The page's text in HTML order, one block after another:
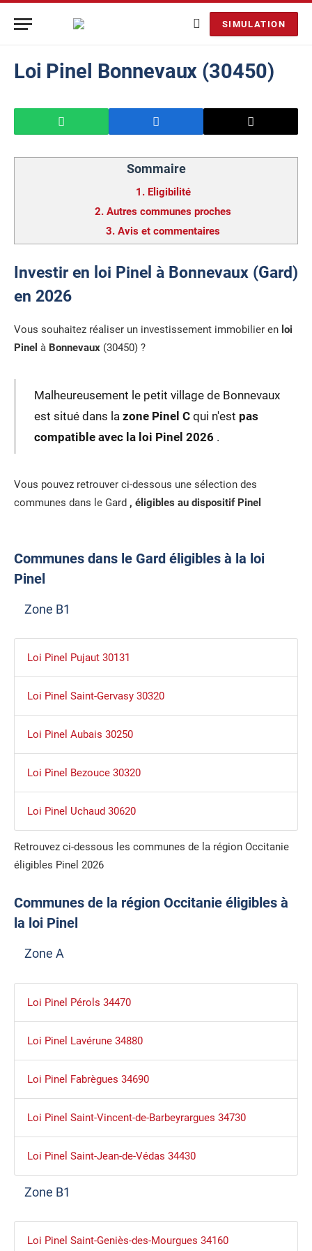
SIMULATION
Loi Pinel Bonnevaux (30450)
Sommaire
1. Eligibilité
2. Autres communes proches
3. Avis et commentaires
Investir en loi Pinel à Bonnevaux (Gard)
en 2026
Vous souhaitez réaliser un investissement immobilier en loi
Pinel à Bonnevaux (30450) ?
Malheureusement le petit village de Bonnevaux
est situé dans la zone Pinel Cqui n'est pas
compatible avec la loi Pinel 2026 .
Vous pouvez retrouver ci-dessous une sélection des
communes dans le Gard , éligibles au dispositif Pinel
Communes dans le Gard éligibles à la loi
Pinel
Zone B1
Loi Pinel Pujaut 30131
Loi Pinel Saint-Gervasy 30320
Loi Pinel Aubais 30250
Loi Pinel Bezouce 30320
Loi Pinel Uchaud 30620
Retrouvez ci-dessous les communes de la région Occitanie
éligibles Pinel 2026
Communes de la région Occitanie éligibles à
la loi Pinel
Zone A
Loi Pinel Pérols 34470
Loi Pinel Lavérune 34880
Loi Pinel Fabrègues 34690
Loi Pinel Saint-Vincent-de-Barbeyrargues 34730
Loi Pinel Saint-Jean-de-Védas 34430
Zone B1
Loi Pinel Saint-Geniès-des-Mourgues 34160